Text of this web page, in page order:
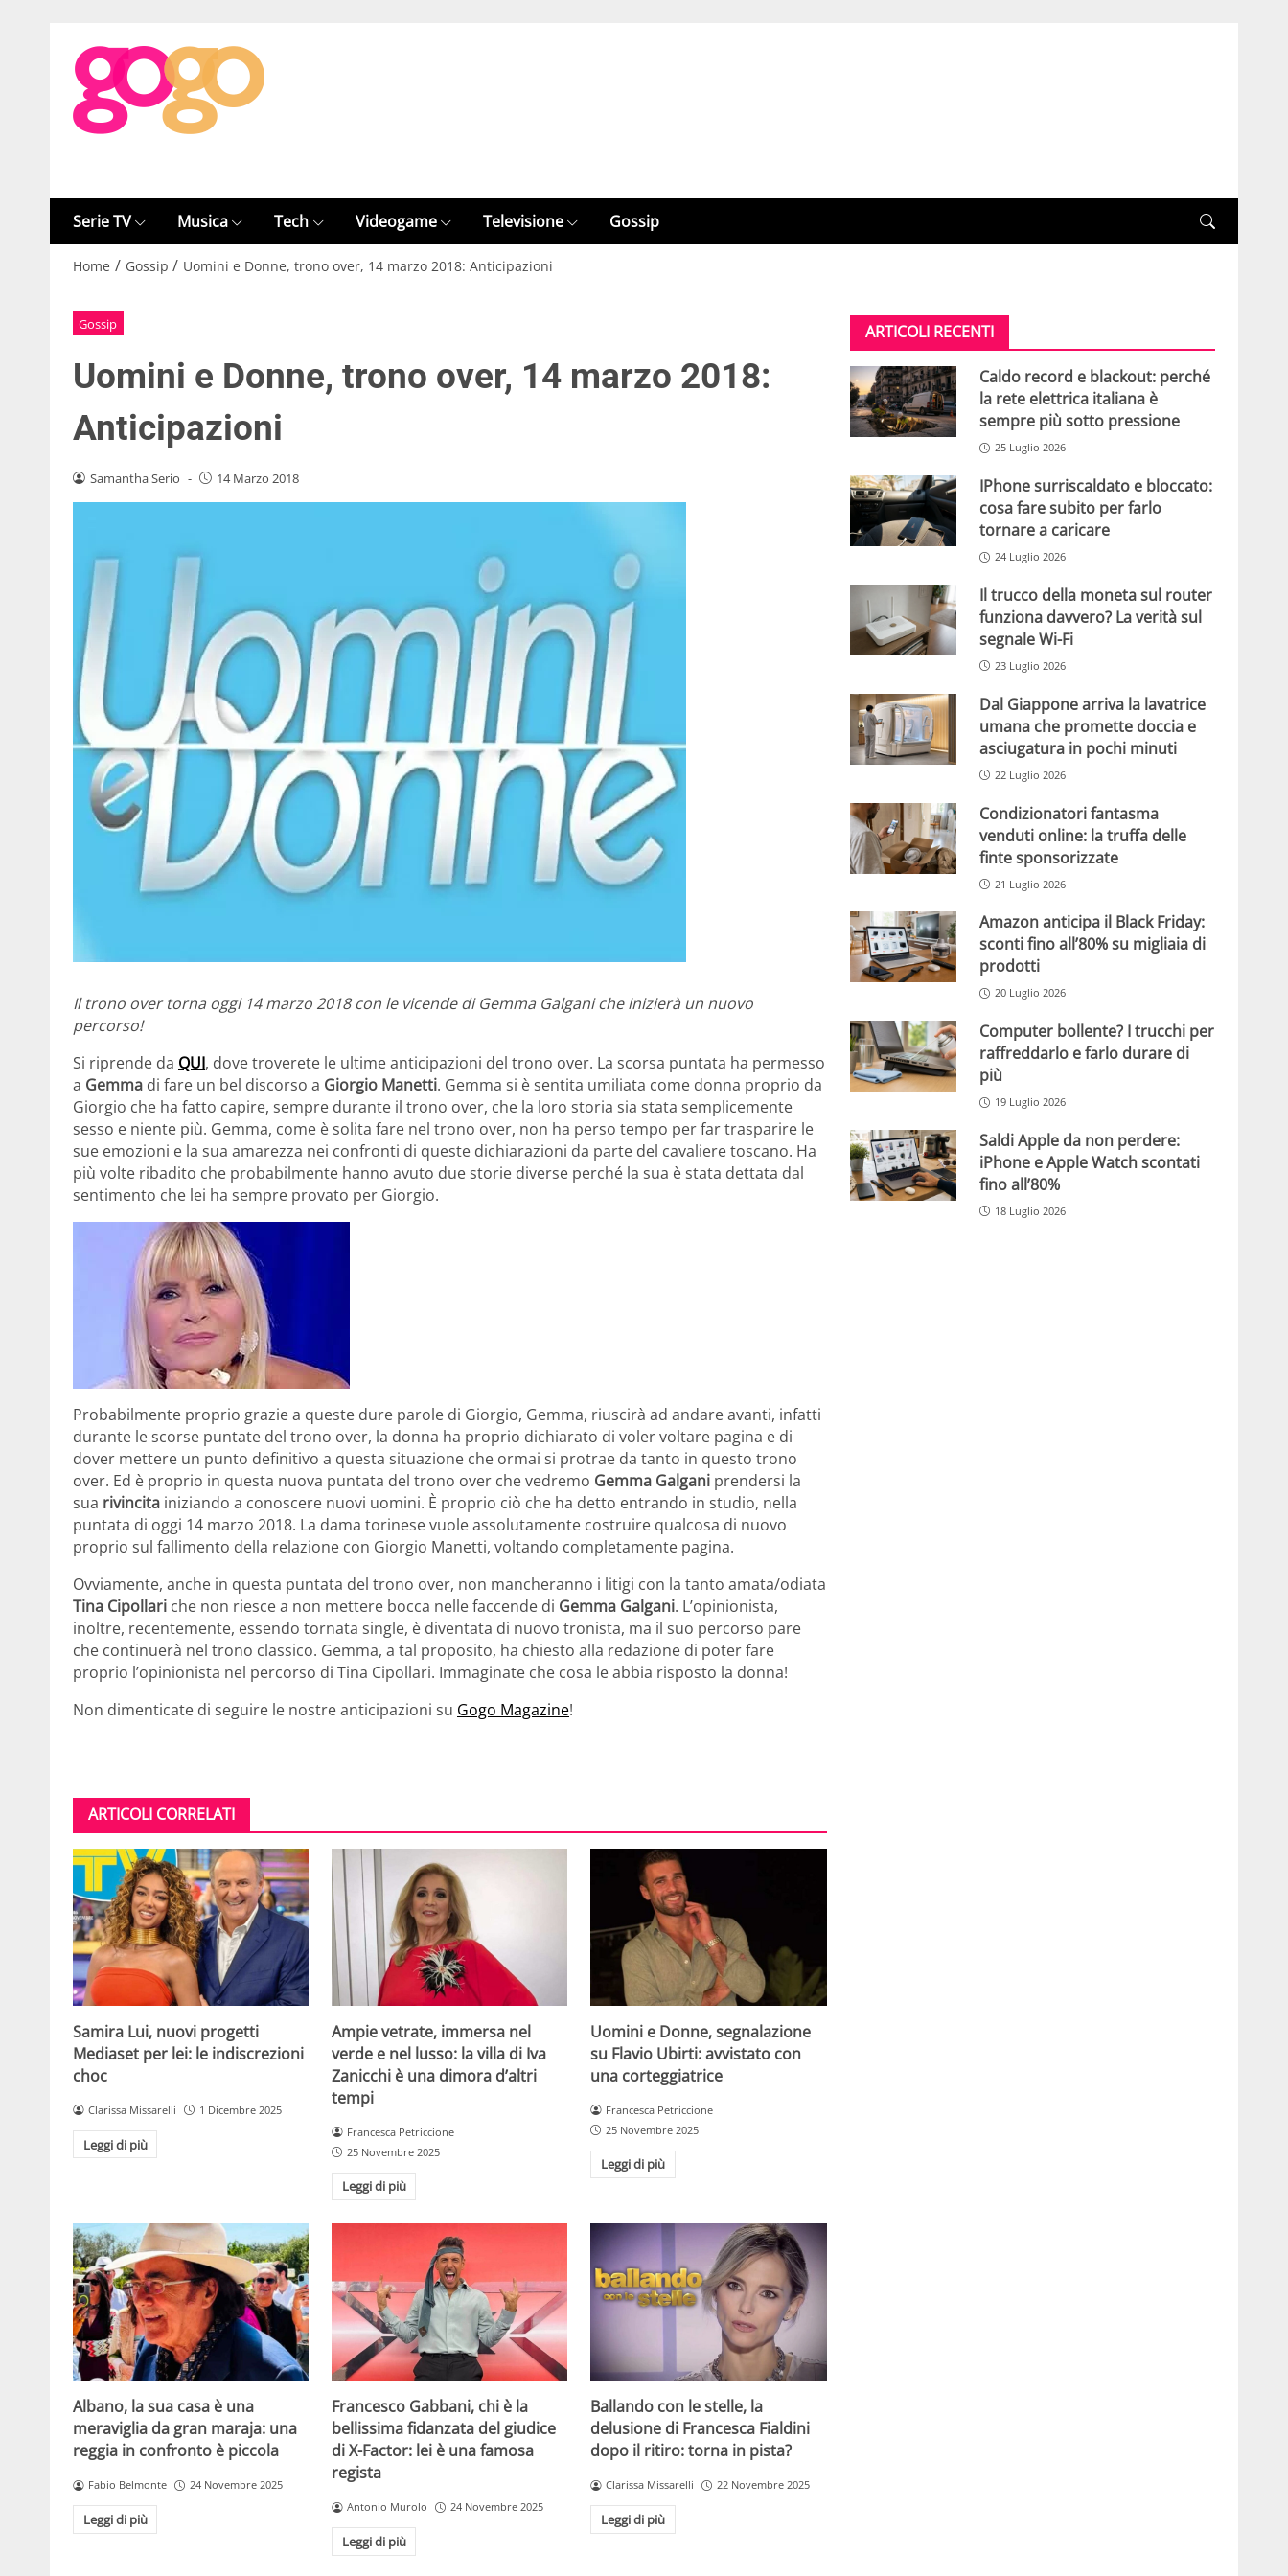
Serie TV Musica Tech Videogame Televisione Gossip
Home / Gossip / Uomini e Donne, trono over, 14 marzo 2018: Anticipazioni
Gossip
Uomini e Donne, trono over, 14 marzo 2018:
Anticipazioni
Samantha Serio - 14 Marzo 2018
Il trono over torna oggi 14 marzo 2018 con le vicende di Gemma Galgani che inizierà un nuovo
percorso!
Si riprende da QUI, dove troverete le ultime anticipazioni del trono over. La scorsa puntata ha permesso
a Gemma di fare un bel discorso a Giorgio Manetti. Gemma si è sentita umiliata come donna proprio da
Giorgio che ha fatto capire, sempre durante il trono over, che la loro storia sia stata semplicemente
sesso e niente più. Gemma, come è solita fare nel trono over, non ha perso tempo per far trasparire le
sue emozioni e la sua amarezza nei confronti di queste dichiarazioni da parte del cavaliere toscano. Ha
più volte ribadito che probabilmente hanno avuto due storie diverse perché la sua è stata dettata dal
sentimento che lei ha sempre provato per Giorgio.
Probabilmente proprio grazie a queste dure parole di Giorgio, Gemma, riuscirà ad andare avanti, infatti
durante le scorse puntate del trono over, la donna ha proprio dichiarato di voler voltare pagina e di
dover mettere un punto definitivo a questa situazione che ormai si protrae da tanto in questo trono
over. Ed è proprio in questa nuova puntata del trono over che vedremo Gemma Galgani prendersi la
sua rivincita iniziando a conoscere nuovi uomini. È proprio ciò che ha detto entrando in studio, nella
puntata di oggi 14 marzo 2018. La dama torinese vuole assolutamente costruire qualcosa di nuovo
proprio sul fallimento della relazione con Giorgio Manetti, voltando completamente pagina.
Ovviamente, anche in questa puntata del trono over, non mancheranno i litigi con la tanto amata/odiata
Tina Cipollari che non riesce a non mettere bocca nelle faccende di Gemma Galgani. L’opinionista,
inoltre, recentemente, essendo tornata single, è diventata di nuovo tronista, ma il suo percorso pare
che continuerà nel trono classico. Gemma, a tal proposito, ha chiesto alla redazione di poter fare
proprio l’opinionista nel percorso di Tina Cipollari. Immaginate che cosa le abbia risposto la donna!
Non dimenticate di seguire le nostre anticipazioni su Gogo Magazine!
ARTICOLI CORRELATI
Samira Lui, nuovi progetti
Mediaset per lei: le indiscrezioni
choc
Clarissa Missarelli 1 Dicembre 2025
Leggi di più
Ampie vetrate, immersa nel
verde e nel lusso: la villa di Iva
Zanicchi è una dimora d’altri
tempi
Francesca Petriccione
25 Novembre 2025
Leggi di più
Uomini e Donne, segnalazione
su Flavio Ubirti: avvistato con
una corteggiatrice
Francesca Petriccione
25 Novembre 2025
Leggi di più
Albano, la sua casa è una
meraviglia da gran maraja: una
reggia in confronto è piccola
Fabio Belmonte 24 Novembre 2025
Leggi di più
Francesco Gabbani, chi è la
bellissima fidanzata del giudice
di X-Factor: lei è una famosa
regista
Antonio Murolo 24 Novembre 2025
Leggi di più
Ballando con le stelle, la
delusione di Francesca Fialdini
dopo il ritiro: torna in pista?
Clarissa Missarelli 22 Novembre 2025
Leggi di più
ARTICOLI RECENTI
Caldo record e blackout: perché
la rete elettrica italiana è
sempre più sotto pressione
25 Luglio 2026
IPhone surriscaldato e bloccato:
cosa fare subito per farlo
tornare a caricare
24 Luglio 2026
Il trucco della moneta sul router
funziona davvero? La verità sul
segnale Wi-Fi
23 Luglio 2026
Dal Giappone arriva la lavatrice
umana che promette doccia e
asciugatura in pochi minuti
22 Luglio 2026
Condizionatori fantasma
venduti online: la truffa delle
finte sponsorizzate
21 Luglio 2026
Amazon anticipa il Black Friday:
sconti fino all’80% su migliaia di
prodotti
20 Luglio 2026
Computer bollente? I trucchi per
raffreddarlo e farlo durare di
più
19 Luglio 2026
Saldi Apple da non perdere:
iPhone e Apple Watch scontati
fino all’80%
18 Luglio 2026